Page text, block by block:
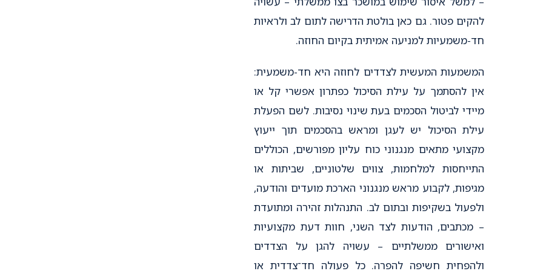
להקים פטור. גם כאן בולטת הדרישה לתום לב ולראיות
חד-משמעיות למניעה אמיתית בקיום החוזה.
המשמעות המעשית לצדדים לחוזה היא חד-משמעית:
אין להסתמך על עילת הסיכול כפתרון אפשרי קל או
מיידי לביטול הסכמים בעת שינוי נסיבות. לשם הפעלת
עילת הסיכול יש לעגן ומראש בהסכמים תוך ייעוץ
מקצועי מתאים מנגנוני כוח עליון מפורשים, הכוללים
התייחסות למלחמות, צווים שלטוניים, שביתות או
מגיפות, לקבוע מראש מנגנוני הארכת מועדים והודעה,
ולפעול בשקיפות ובתום לב. התנהלות זהירה ומתועדת
– מכתבים, הודעות לצד השני, חוות דעת מקצועיות
ואישורים ממשלתיים – עשויה להגן על הצדדים
ולהפחית חשיפה להפרה. כל פעולה חד־צדדית או